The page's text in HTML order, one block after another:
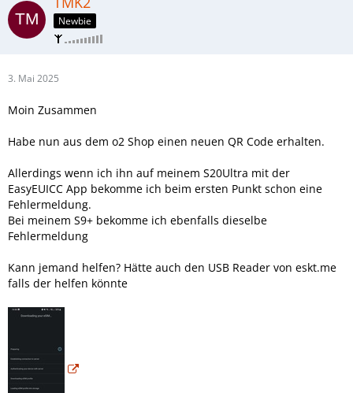
Newbie
3. Mai 2025
Moin Zusammen
Habe nun aus dem o2 Shop einen neuen QR Code erhalten.
Allerdings wenn ich ihn auf meinem S20Ultra mit der
EasyEUICC App bekomme ich beim ersten Punkt schon eine
Fehlermeldung.
Bei meinem S9+ bekomme ich ebenfalls dieselbe
Fehlermeldung
Kann jemand helfen? Hätte auch den USB Reader von eskt.me
falls der helfen könnte